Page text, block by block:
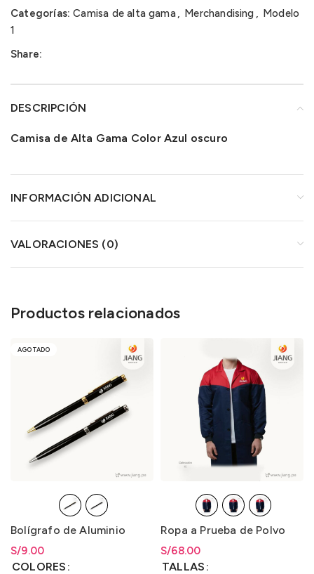
Categorías: Camisa de alta gama, Merchandising , Modelo
1
Share:
DESCRIPCIÓN
Camisa de Alta Gama Color Azul oscuro
INFORMACIÓN ADICIONAL
VALORACIONES (0)
Productos relacionados
AGOTADO
Bolígrafo de Aluminio
S/9.00
Rango de precios: desde
S/9.00hasta
COLORES
Ropa a Prueba de Polvo
S/68.00
Rango de precios: desde
S/68.00hasta
TALLAS